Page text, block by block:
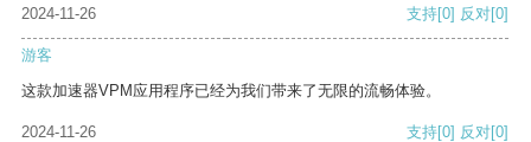
2024-11-26 支持[0] 反对[0]
游客
这款加速器VPM应用程序已经为我们带来了无限的流畅体验。
2024-11-26 支持[0] 反对[0]